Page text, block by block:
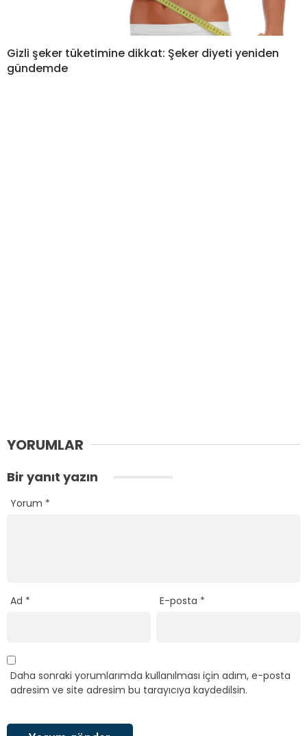
Gizli şeker tüketimine dikkat: Şeker diyeti yeniden
gündemde
YORUMLAR
Bir yanıt yazın
Yorum *
Ad * E-posta *
Daha sonraki yorumlarımda kullanılması için adım, e-posta
adresim ve site adresim bu tarayıcıya kaydedilsin.